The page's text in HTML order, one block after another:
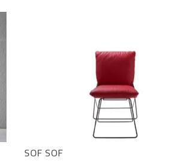
SOF SOF